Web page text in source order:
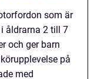
som är
åldrarna 2 till 7
och ger barn
på
med